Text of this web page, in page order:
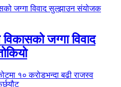
जग्गा विवाद